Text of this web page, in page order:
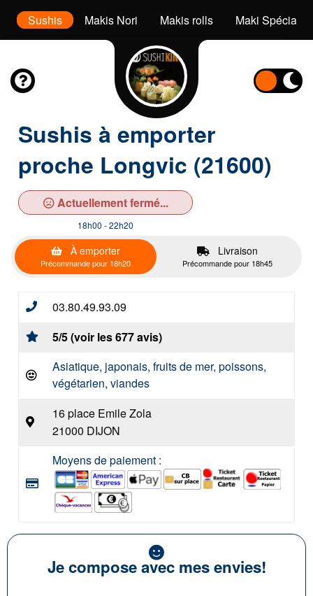
Sushis Makis Nori Makis rolls Maki Spéciaux
Sushis à emporter
proche Longvic (21600)
Actuellement fermé...
18h00 - 22h20
À emporter
Précommande pour 18h20
Livraison
Précommande pour 18h45
03.80.49.93.09
5/5 (voir les 677 avis)
Asiatique, japonais, fruits de mer, poissons,
végétarien, viandes
16 place Emile Zola
21000 DIJON
Moyens de paiement :
Je compose avec mes envies!